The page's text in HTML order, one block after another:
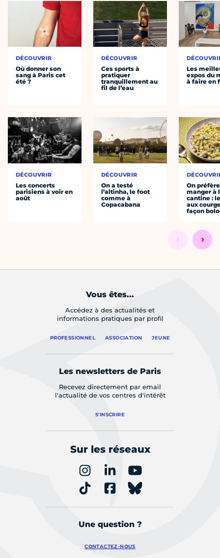
DÉCOUVRIR
Où donner son
sang à Paris cet
été ?
DÉCOUVRIR
Les concerts
parisiens à voir en
août
DÉCOUVRIR
Ces sports à
pratiquer
tranquillement au
fil de l’eau
DÉCOUVRIR
On a testé
l’altinha, le foot
comme à
Copacabana
Les
expos du
à faire en
On préfère
manger à
cantine :
aux
façon
Vous êtes...
Accédez à des actualités et
informations pratiques par profil
PROFESSIONNEL ASSOCIATION JEUNE
Les newsletters de Paris
Recevez directement par email
l'actualité de vos centres d'intérêt
S'INSCRIRE
Sur les réseaux
Une question ?
CONTACTEZ-NOUS